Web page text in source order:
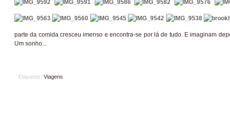
parte da comida cresceu imenso e encontra-se por lá de tudo. E imaginam
Um sonho...
Etiquetas: Viagens